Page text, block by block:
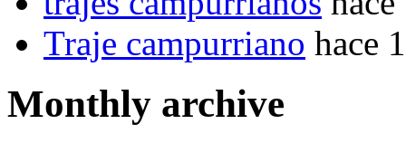
Traje campurriano hace
Monthly archive